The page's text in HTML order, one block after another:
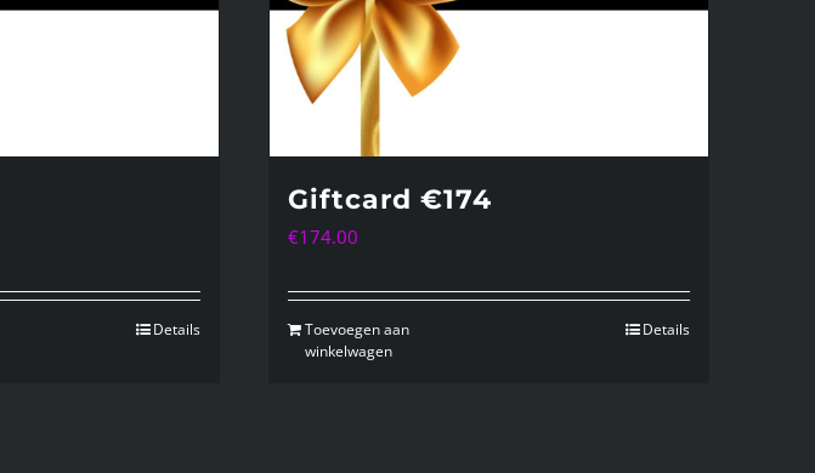
Details
Giftcard €174
€174.00
Toevoegen aan
winkelwagen
Details